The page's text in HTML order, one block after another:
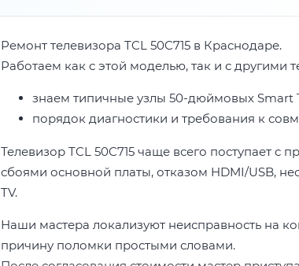
Ремонт телевизора TCL 50C715 в Краснодаре.
Работаем как с этой моделью, так и с другими
знаем типичные узлы 50-дюймовых Smart
порядок диагностики и требования к
Телевизор TCL 50C715 чаще всего поступает с
сбоями основной платы, отказом HDMI/USB,
TV.
Наши мастера локализуют неисправность на
причину поломки простыми словами.